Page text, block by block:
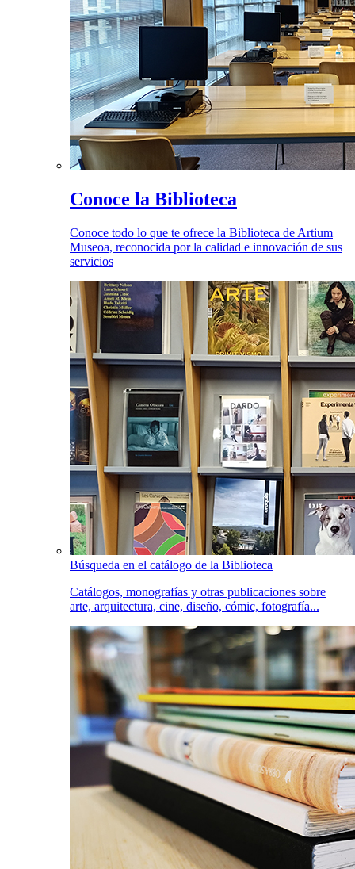
Conoce la Biblioteca
Conoce todo lo que te ofrece la Biblioteca de Artium
Museoa, reconocida por la calidad e innovación de sus
servicios
Búsqueda en el catálogo de la Biblioteca
Catálogos, monografías y otras publicaciones sobre
arte, arquitectura, cine, diseño, cómic, fotografía...